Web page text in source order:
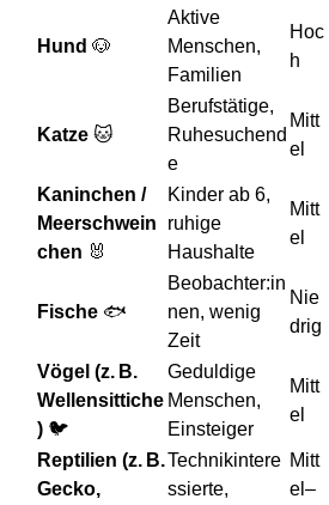
Hund 🐶
Aktive
Menschen,
Familien
Hoc
h
Katze 🐱
Berufstätige,
Ruhesuchend
e
Mitt
el
Kaninchen /
Meerschwein
chen 🐰
Kinder ab 6,
ruhige
Haushalte
Mitt
el
Fische 🐟
Beobachter:in
nen, wenig
Zeit
Nie
drig
Vögel (z. B.
Wellensittiche
) 🐦
Geduldige
Menschen,
Einsteiger
Mitt
el
Reptilien (z. B.
Gecko,
Technikintere
ssierte,
Mitt
el–